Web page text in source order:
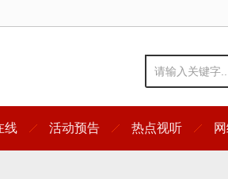
线 活动预告 热点视听